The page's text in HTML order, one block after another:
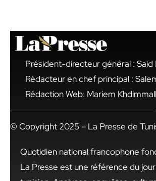
Président-directeur général : Said
Rédacteur en chef principal :
Rédaction Web: Mariem
© Copyright 2025 – La Presse de
Quotidien national francophone
La Presse est une référence du